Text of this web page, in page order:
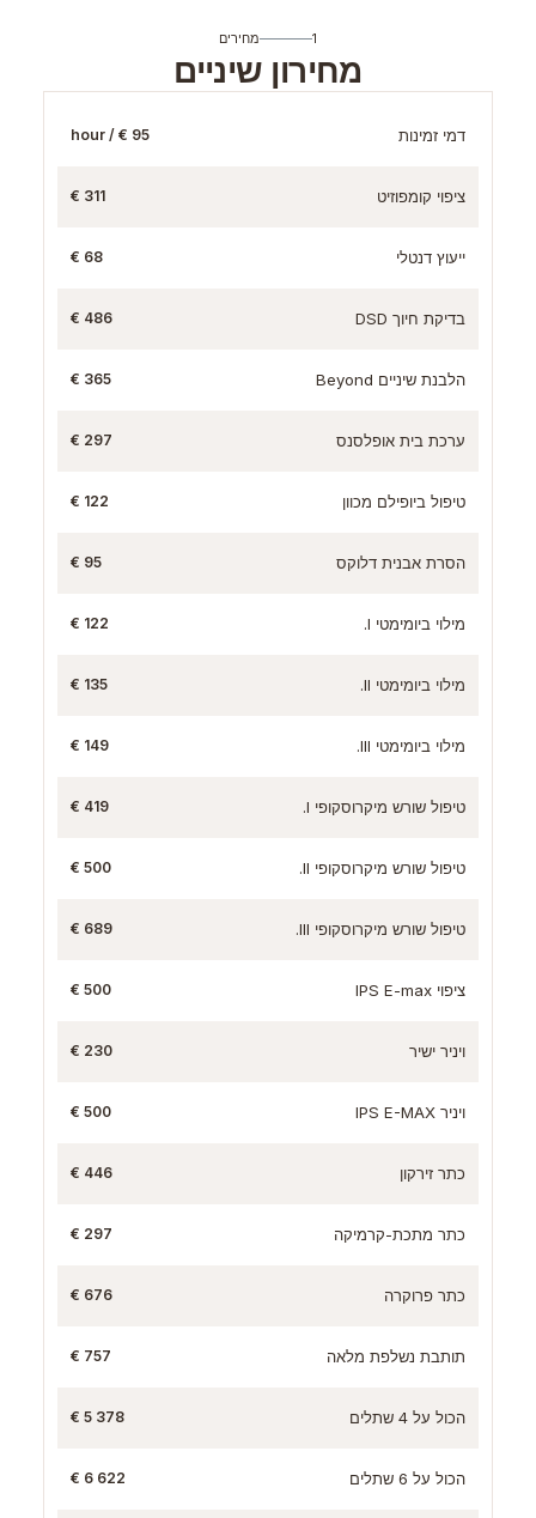
1 מחירים
מחירון שיניים
דמי זמינות 95 € / hour
ציפוי קומפוזיט 311 €
ייעוץ דנטלי 68 €
בדיקת חיוך DSD 486 €
הלבנת שיניים Beyond 365 €
ערכת בית אופלסנס 297 €
טיפול ביופילם מכוון 122 €
הסרת אבנית דלוקס 95 €
מילוי ביומימטי I. 122 €
מילוי ביומימטי II. 135 €
מילוי ביומימטי III. 149 €
טיפול שורש מיקרוסקופי I. 419 €
טיפול שורש מיקרוסקופי II. 500 €
טיפול שורש מיקרוסקופי III. 689 €
ציפוי IPS E-max 500 €
ויניר ישיר 230 €
ויניר IPS E-MAX 500 €
כתר זירקון 446 €
כתר מתכת-קרמיקה 297 €
כתר פרוקרה 676 €
תותבת נשלפת מלאה 757 €
הכול על 4 שתלים 5 378 €
הכול על 6 שתלים 6 622 €